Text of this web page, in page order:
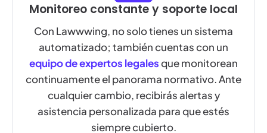
Monitoreo constante y soporte local
Con Lawwwing, no solo tienes un sistema
automatizado; también cuentas con un
equipo de expertos legalesque monitorean
continuamente el panorama normativo. Ante
cualquier cambio, recibirás alertas y
asistencia personalizada para que estés
siempre cubierto.